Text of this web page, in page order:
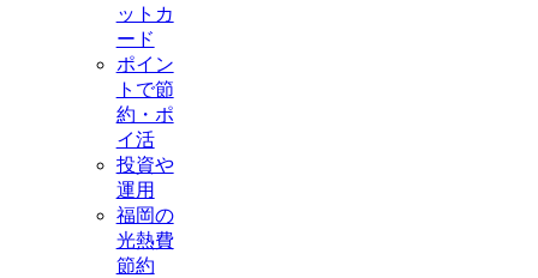
ットカ
ード
ポイン
トで節
約・ポ
イ活
投資や
運用
福岡の
光熱費
節約